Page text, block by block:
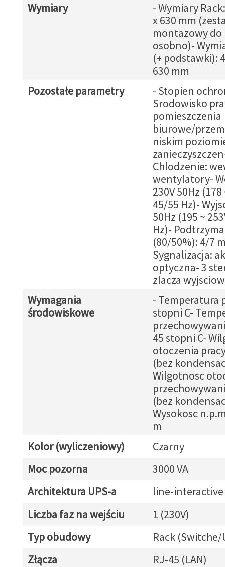
Wymiary
- Wymiary
x 630 mm
montazowy do
osobno)-
(+ podstawki):
630 mm
Pozostałe parametry
- Stopien
Srodowisko
pomieszczenia
biurowe/
niskim
Chlodzenie:
wentylatory-
230V 50Hz (178
45/55 Hz)-
50Hz (195 ~
Hz)-
(80/50%): 4/7
Sygnalizacja:
optyczna- 3
zlacza
Wymagania
środowiskowe
- Temperatura
stopni C-
45 stopni C-
otoczenia
(bez
Wilgotnosc
(bez
Wysokosc
m
Kolor (wyliczeniowy)
Czarny
Moc pozorna
3000 VA
Architektura UPS-a
line-interactive
Liczba faz na wejściu
1 (230V)
Typ obudowy
Rack (Switche/
Złącza
RJ-45 (LAN)